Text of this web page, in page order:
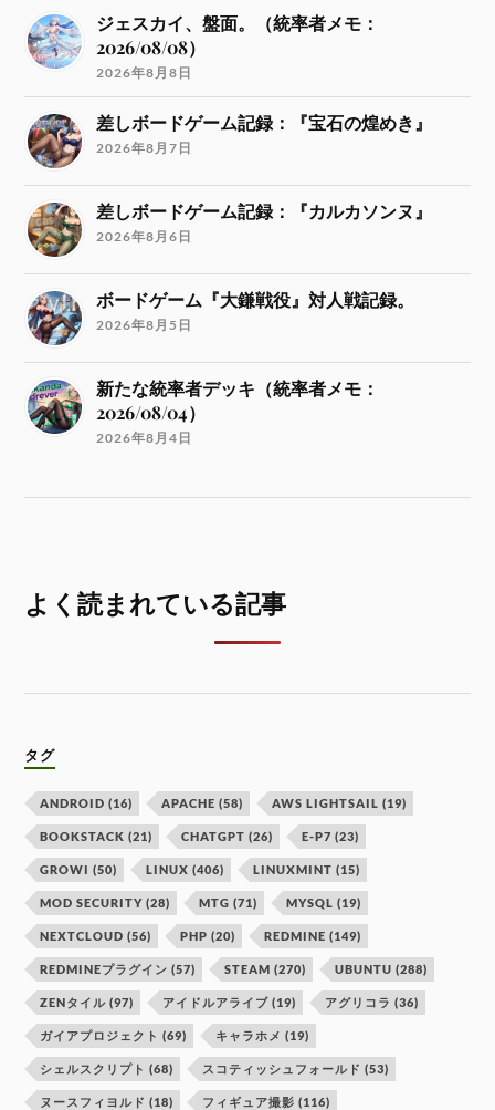
ジェスカイ、盤面。（統率者メモ：
2026/08/08）
2026年8月8日
差しボードゲーム記録：『宝石の煌めき』
2026年8月7日
差しボードゲーム記録：『カルカソンヌ』
2026年8月6日
ボードゲーム『大鎌戦役』対人戦記録。
2026年8月5日
新たな統率者デッキ（統率者メモ：
2026/08/04）
2026年8月4日
よく読まれている記事
タグ
ANDROID (16) APACHE (58) AWS LIGHTSAIL (19)
BOOKSTACK (21) CHATGPT (26) E-P7 (23)
GROWI (50) LINUX (406) LINUXMINT (15)
MOD SECURITY (28) MTG (71) MYSQL (19)
NEXTCLOUD (56) PHP (20) REDMINE (149)
REDMINEプラグイン (57) STEAM (270) UBUNTU (288)
ZENタイル (97) アイドルアライブ (19) アグリコラ (36)
ガイアプロジェクト (69) キャラホメ (19)
シェルスクリプト (68) スコティッシュフォールド (53)
ヌースフィヨルド (18) フィギュア撮影 (116)